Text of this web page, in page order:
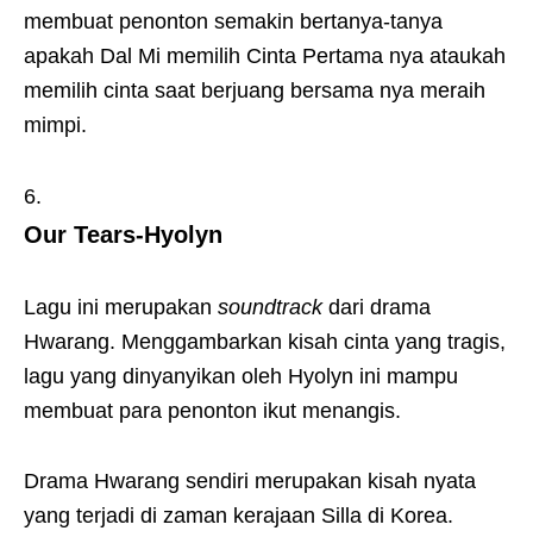
membuat penonton semakin bertanya-tanya
apakah Dal Mi memilih Cinta Pertama nya ataukah
memilih cinta saat berjuang bersama nya meraih
mimpi.
Our Tears-Hyolyn
Lagu ini merupakan soundtrackdari drama
Hwarang. Menggambarkan kisah cinta yang tragis,
lagu yang dinyanyikan oleh Hyolyn ini mampu
membuat para penonton ikut menangis.
Drama Hwarang sendiri merupakan kisah nyata
yang terjadi di zaman kerajaan Silla di Korea.